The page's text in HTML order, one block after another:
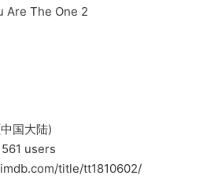
The One 2
国大陆)
users
title/tt1810602/